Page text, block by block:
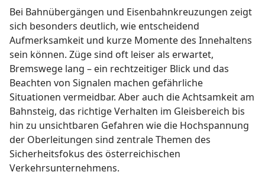
Bei Bahnübergängen und Eisenbahnkreuzungen zeigt
sich besonders deutlich, wie entscheidend
Aufmerksamkeit und kurze Momente des Innehaltens
sein können. Züge sind oft leiser als erwartet,
Bremswege lang – ein rechtzeitiger Blick und das
Beachten von Signalen machen gefährliche
Situationen vermeidbar. Aber auch die Achtsamkeit am
Bahnsteig, das richtige Verhalten im Gleisbereich bis
hin zu unsichtbaren Gefahren wie die Hochspannung
der Oberleitungen sind zentrale Themen des
Sicherheitsfokus des österreichischen
Verkehrsunternehmens.